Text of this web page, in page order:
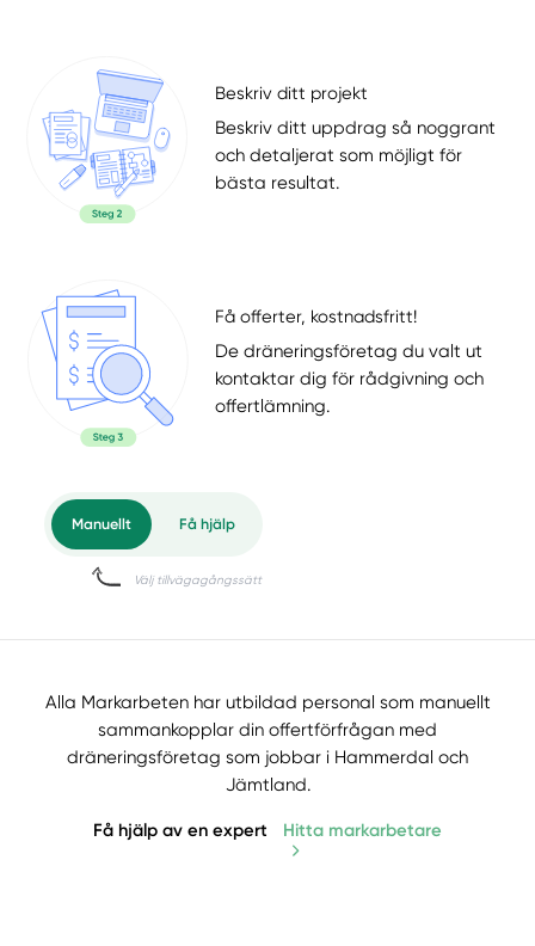
Beskriv ditt projekt
Beskriv ditt uppdrag så noggrant
och detaljerat som möjligt för
bästa resultat.
Få offerter, kostnadsfritt!
De dräneringsföretag du valt ut
kontaktar dig för rådgivning och
offertlämning.
Alla Markarbeten har utbildad personal som manuellt
sammankopplar din offertförfrågan med
dräneringsföretag som jobbar i Hammerdal och
Jämtland.
Få hjälp av en expert Hitta markarbetare